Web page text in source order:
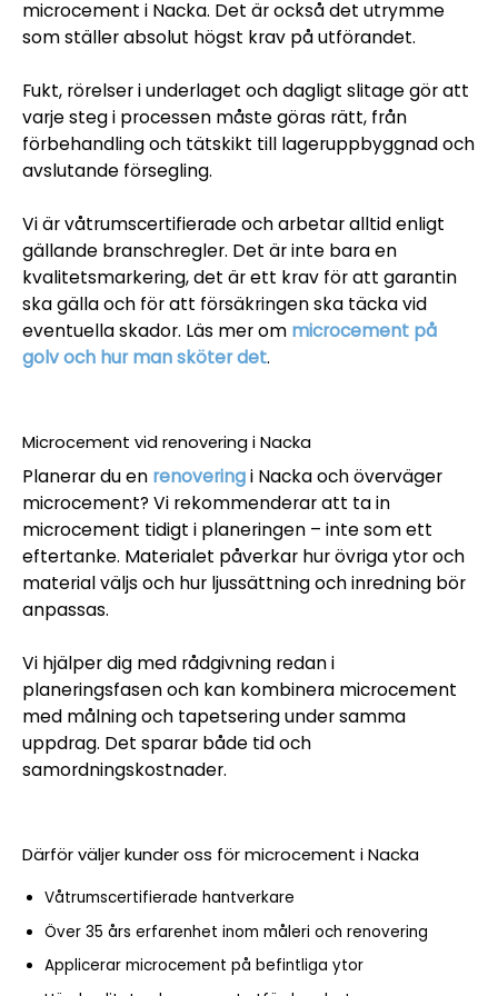
microcement i Nacka. Det är också det utrymme
som ställer absolut högst krav på utförandet.
Fukt, rörelser i underlaget och dagligt slitage gör att
varje steg i processen måste göras rätt, från
förbehandling och tätskikt till lageruppbyggnad och
avslutande försegling.
Vi är våtrumscertifierade och arbetar alltid enligt
gällande branschregler. Det är inte bara en
kvalitetsmarkering, det är ett krav för att garantin
ska gälla och för att försäkringen ska täcka vid
eventuella skador. Läs mer om microcement på
golv och hur man sköter det.
Microcement vid renovering i Nacka
Planerar du en renoveringi Nacka och överväger
microcement? Vi rekommenderar att ta in
microcement tidigt i planeringen – inte som ett
eftertanke. Materialet påverkar hur övriga ytor och
material väljs och hur ljussättning och inredning bör
anpassas.
Vi hjälper dig med rådgivning redan i
planeringsfasen och kan kombinera microcement
med målning och tapetsering under samma
uppdrag. Det sparar både tid och
samordningskostnader.
Därför väljer kunder oss för microcement i Nacka
Våtrumscertifierade hantverkare
Över 35 års erfarenhet inom måleri och renovering
Applicerar microcement på befintliga ytor